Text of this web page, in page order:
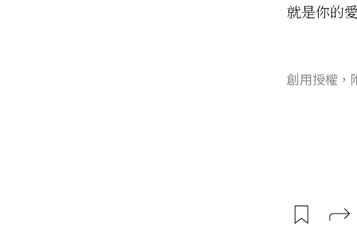
就是你的
創用授權，